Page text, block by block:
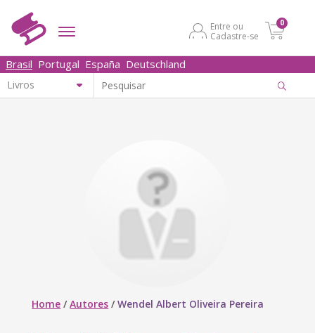
Entre ou
Cadastre-se
0
Brasil Portugal España Deutschland
Home /Autores /Wendel Albert Oliveira Pereira